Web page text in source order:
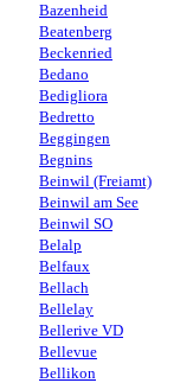
Bazenheid
Beatenberg
Beckenried
Bedano
Bedigliora
Bedretto
Beggingen
Begnins
Beinwil (Freiamt)
Beinwil am See
Beinwil SO
Belalp
Belfaux
Bellach
Bellelay
Bellerive VD
Bellevue
Bellikon